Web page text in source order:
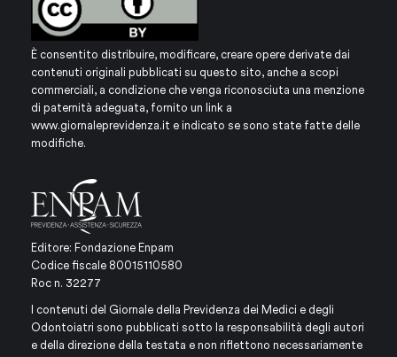
È consentito distribuire, modificare, creare opere derivate dai
contenuti originali pubblicati su questo sito, anche a scopi
commerciali, a condizione che venga riconosciuta una menzione
di paternità adeguata, fornito un link a
www.giornaleprevidenza.it e indicato se sono state fatte delle
modifiche.
Editore: Fondazione Enpam
Codice fiscale 80015110580
Roc n. 32277
I contenuti del Giornale della Previdenza dei Medici e degli
Odontoiatri sono pubblicati sotto la responsabilità degli autori
e della direzione della testata e non riflettono necessariamente